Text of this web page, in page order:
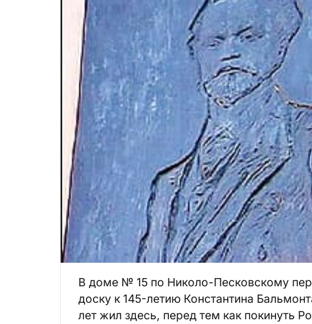
В доме № 15 по Николо-Песковскому
доску к 145-летию Константина
лет жил здесь, перед тем как покинуть